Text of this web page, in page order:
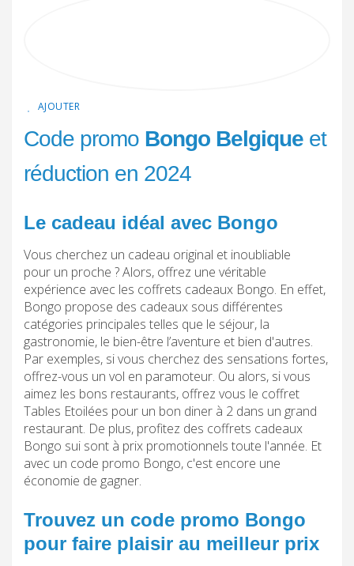
AJOUTER
Code promo Bongo Belgique et
réduction en 2024
Le cadeau idéal avec Bongo
Vous cherchez un cadeau original et inoubliable
pour un proche ? Alors, offrez une véritable
expérience avec les coffrets cadeaux Bongo. En effet,
Bongo propose des cadeaux sous différentes
catégories principales telles que le séjour, la
gastronomie, le bien-être l’aventure et bien d'autres.
Par exemples, si vous cherchez des sensations fortes,
offrez-vous un vol en paramoteur. Ou alors, si vous
aimez les bons restaurants, offrez vous le coffret
Tables Etoilées pour un bon diner à 2 dans un grand
restaurant. De plus, profitez des coffrets cadeaux
Bongo sui sont à prix promotionnels toute l'année. Et
avec un code promo Bongo, c'est encore une
économie de gagner.
Trouvez un code promo Bongo
pour faire plaisir au meilleur prix